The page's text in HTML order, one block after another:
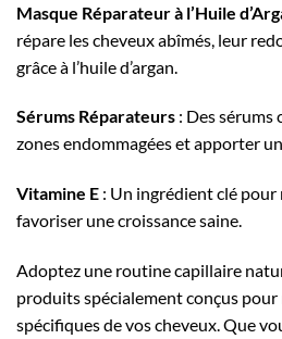
Masque Réparateur à l’Huile
répare les cheveux abîmés, leur
grâce à l’huile d’argan.
Sérums Réparateurs : Des sérums
zones endommagées et apporter
Vitamine E : Un ingrédient clé
favoriser une croissance saine.
Adoptez une routine capillaire
produits spécialement conçus
spécifiques de vos cheveux. Que